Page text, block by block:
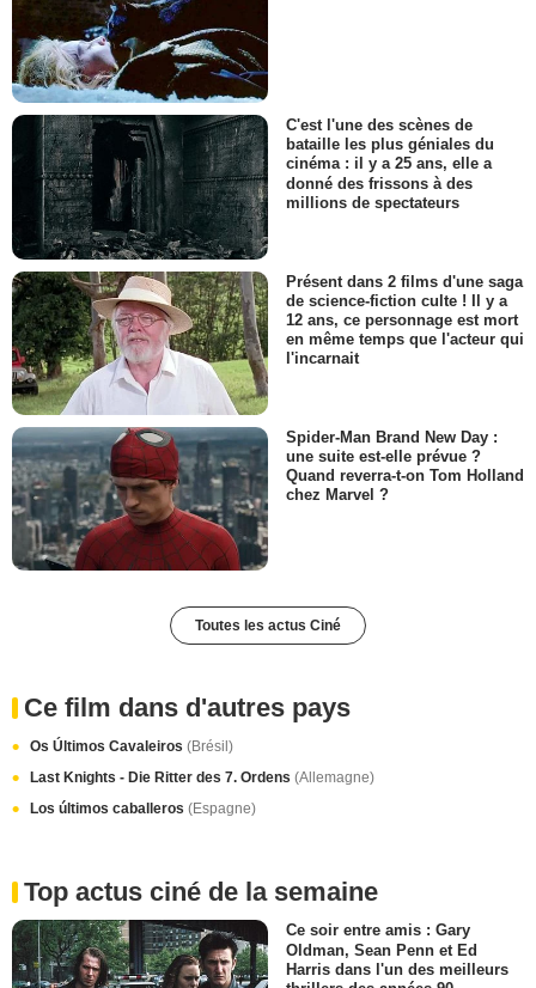
C'est l'une des scènes de
bataille les plus géniales du
cinéma : il y a 25 ans, elle a
donné des frissons à des
millions de spectateurs
Présent dans 2 films d'une saga
de science-fiction culte ! Il y a
12 ans, ce personnage est mort
en même temps que l'acteur qui
l'incarnait
Spider-Man Brand New Day :
une suite est-elle prévue ?
Quand reverra-t-on Tom Holland
chez Marvel ?
Toutes les actus Ciné
Ce film dans d'autres pays
Os Últimos Cavaleiros (Brésil)
Last Knights - Die Ritter des 7. Ordens (Allemagne)
Los últimos caballeros (Espagne)
Top actus ciné de la semaine
Ce soir entre amis : Gary
Oldman, Sean Penn et Ed
Harris dans l'un des meilleurs